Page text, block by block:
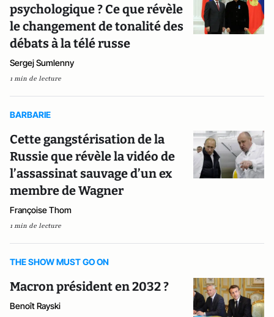
psychologique ? Ce que révèle
le changement de tonalité des
débats à la télé russe
Sergej Sumlenny
1 min de lecture
BARBARIE
Cette gangstérisation de la
Russie que révèle la vidéo de
l’assassinat sauvage d’un ex
membre de Wagner
Françoise Thom
1 min de lecture
THE SHOW MUST GO ON
Macron président en 2032 ?
Benoît Rayski